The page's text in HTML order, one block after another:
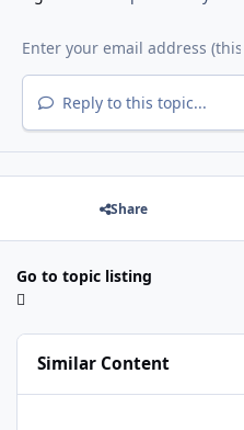
Reply to this topic...
Share
Go to topic listing
Similar Content